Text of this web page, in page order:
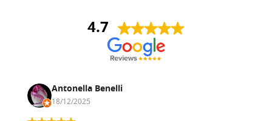
4.7
Antonella Benelli
18/12/2025